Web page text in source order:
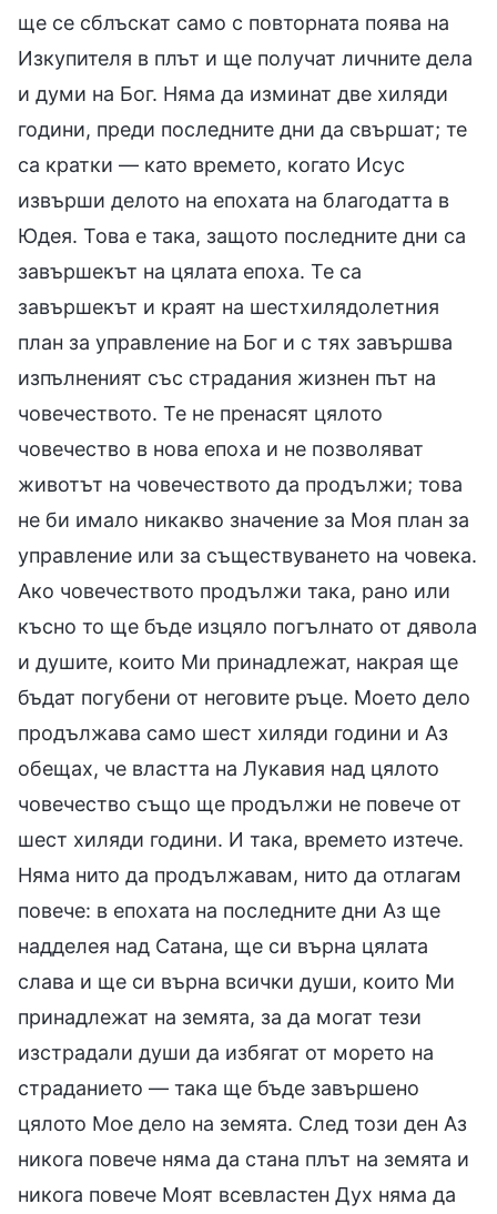
ще се сблъскат само с повторната поява на
Изкупителя в плът и ще получат личните дела
и думи на Бог. Няма да изминат две хиляди
години, преди последните дни да свършат; те
са кратки — като времето, когато Исус
извърши делото на епохата на благодатта в
Юдея. Това е така, защото последните дни са
завършекът на цялата епоха. Те са
завършекът и краят на шестхилядолетния
план за управление на Бог и с тях завършва
изпълненият със страдания жизнен път на
човечеството. Те не пренасят цялото
човечество в нова епоха и не позволяват
животът на човечеството да продължи; това
не би имало никакво значение за Моя план за
управление или за съществуването на човека.
Ако човечеството продължи така, рано или
късно то ще бъде изцяло погълнато от дявола
и душите, които Ми принадлежат, накрая ще
бъдат погубени от неговите ръце. Моето дело
продължава само шест хиляди години и Аз
обещах, че властта на Лукавия над цялото
човечество също ще продължи не повече от
шест хиляди години. И така, времето изтече.
Няма нито да продължавам, нито да отлагам
повече: в епохата на последните дни Аз ще
надделея над Сатана, ще си върна цялата
слава и ще си върна всички души, които Ми
принадлежат на земята, за да могат тези
изстрадали души да избягат от морето на
страданието — така ще бъде завършено
цялото Мое дело на земята. След този ден Аз
никога повече няма да стана плът на земята и
никога повече Моят всевластен Дух няма да